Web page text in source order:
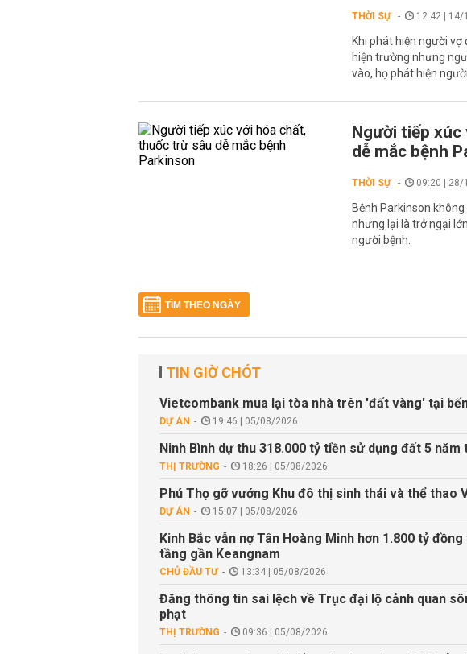
THỜI SỰ 12:42 | 14/
Khi phát hiện người
hiện trường nhưng
vào, họ phát hiện
Người tiếp
dễ mắc bệnh
THỜI SỰ 09:20 | 28/
Bệnh Parkinson
nhưng lại là trở ngại
người bệnh.
TÌM THEO NGÀY
TIN GIỜ CHÓT
Vietcombank mua lại tòa nhà trên 'đất vàng' tại
DỰ ÁN 19:46 | 05/08/2026
Ninh Bình dự thu 318.000 tỷ tiền sử dụng đất 5 năm
THỊ TRƯỜNG 18:26 | 05/08/2026
Phú Thọ gỡ vướng Khu đô thị sinh thái và thể thao
DỰ ÁN 15:07 | 05/08/2026
Kinh Bắc vẫn nợ Tân Hoàng Minh hơn 1.800 tỷ
tầng gần Keangnam
CHỦ ĐẦU TƯ 13:34 | 05/08/2026
Đăng thông tin sai lệch về Trục đại lộ cảnh quan
phạt
THỊ TRƯỜNG 09:36 | 05/08/2026